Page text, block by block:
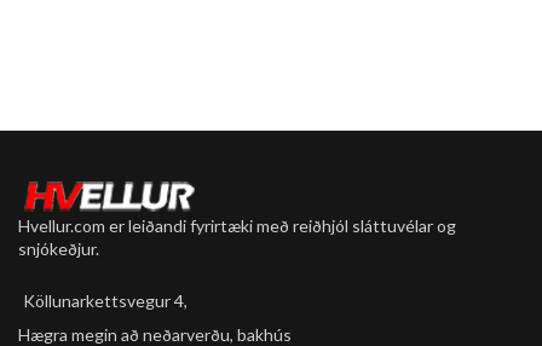
Hvellur.com er leiðandi fyrirtæki með reiðhjól sláttuvélar og
snjókeðjur.
Köllunarkettsvegur 4,
Hægra megin að neðarverðu, bakhús